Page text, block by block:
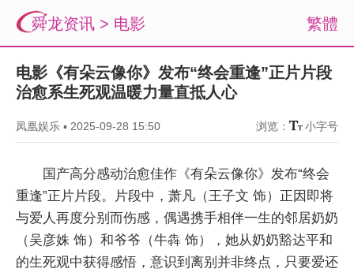
繁體
舜龙资讯 > 电影
电影《有朵云像你》发布“终会重逢”正片片段
治愈系生死观温暖力量直抵人心
凤凰娱乐 ▪ 2025-09-28 15:50 浏览： 小字号
国产高分感动治愈佳作《有朵云像你》发布“终会
重逢”正片片段。片段中，萧凡（王子文 饰）正因即将
与爱人再度分别而伤感，偶遇携手相伴一生的邻居奶奶
（吴彦姝 饰）和爷爷（牛犇 饰），她从奶奶豁达平和
的生死观中获得感悟，意识到离别并非终点，只要爱还